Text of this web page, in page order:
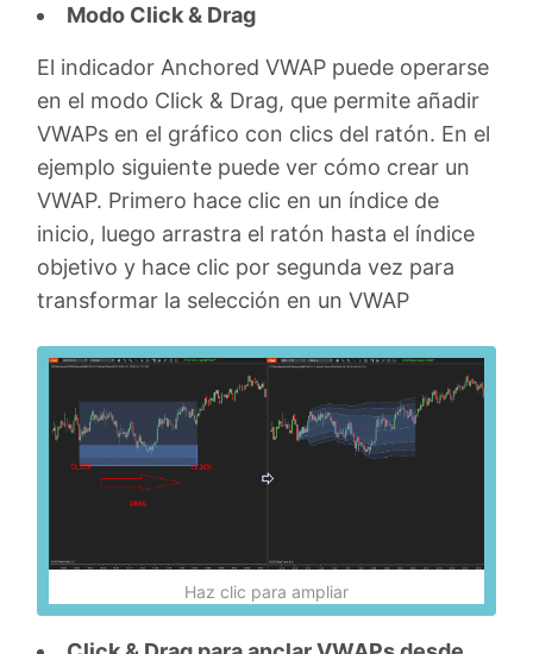
Modo Click & Drag
El indicador Anchored VWAP puede operarse
en el modo Click & Drag, que permite añadir
VWAPs en el gráfico con clics del ratón. En el
ejemplo siguiente puede ver cómo crear un
VWAP. Primero hace clic en un índice de
inicio, luego arrastra el ratón hasta el índice
objetivo y hace clic por segunda vez para
transformar la selección en un VWAP
Haz clic para ampliar